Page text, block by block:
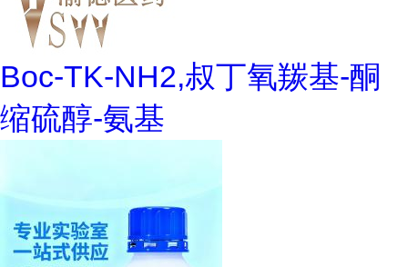
Boc-TK-NH2,叔丁氧羰基-酮
缩硫醇-氨基